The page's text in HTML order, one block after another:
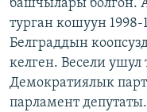
башчылары болгон.
турган кошуун
Белграддын
келген. Весели ушул
Демократиялык
парламент депутаты.